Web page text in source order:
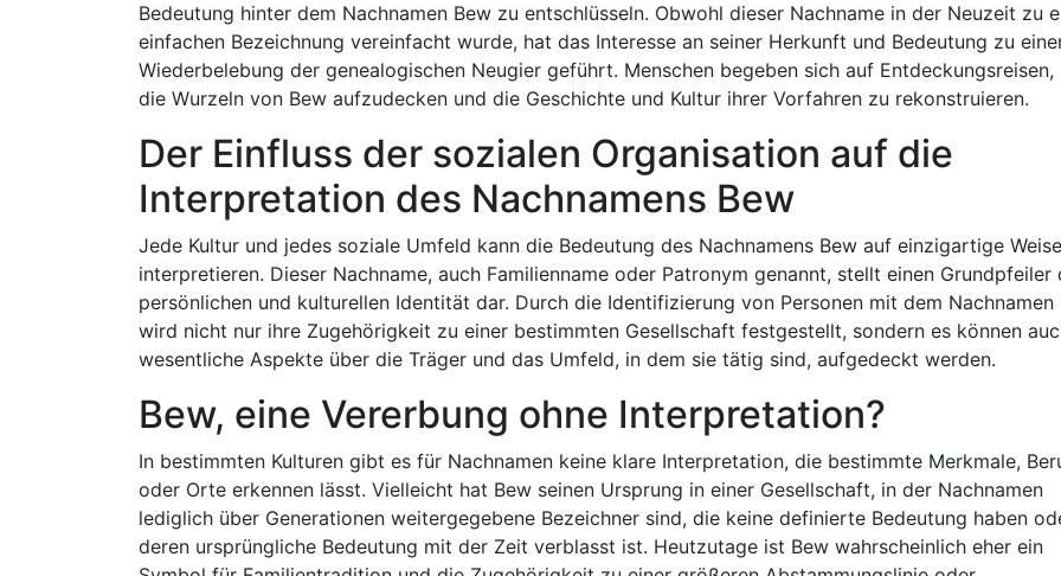
Bedeutung hinter dem Nachnamen Bew zu entschlüsseln. Obwohl dieser Nachname in der Neuzeit zu
einfachen Bezeichnung vereinfacht wurde, hat das Interesse an seiner Herkunft und Bedeutung zu
Wiederbelebung der genealogischen Neugier geführt. Menschen begeben sich auf Entdeckungsreisen,
die Wurzeln von Bew aufzudecken und die Geschichte und Kultur ihrer Vorfahren zu rekonstruieren.
Der Einfluss der sozialen Organisation auf die
Interpretation des Nachnamens Bew
Jede Kultur und jedes soziale Umfeld kann die Bedeutung des Nachnamens Bew auf einzigartige Weise
interpretieren. Dieser Nachname, auch Familienname oder Patronym genannt, stellt einen Grundpfeiler
persönlichen und kulturellen Identität dar. Durch die Identifizierung von Personen mit dem Nachnamen
wird nicht nur ihre Zugehörigkeit zu einer bestimmten Gesellschaft festgestellt, sondern es können
wesentliche Aspekte über die Träger und das Umfeld, in dem sie tätig sind, aufgedeckt werden.
Bew, eine Vererbung ohne Interpretation?
In bestimmten Kulturen gibt es für Nachnamen keine klare Interpretation, die bestimmte Merkmale,
oder Orte erkennen lässt. Vielleicht hat Bew seinen Ursprung in einer Gesellschaft, in der Nachnamen
lediglich über Generationen weitergegebene Bezeichner sind, die keine definierte Bedeutung haben
deren ursprüngliche Bedeutung mit der Zeit verblasst ist. Heutzutage ist Bew wahrscheinlich eher ein